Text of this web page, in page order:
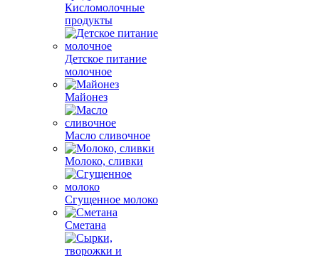
Кисломолочные
продукты
Детское питание
молочное
Майонез
Масло сливочное
Молоко, сливки
Сгущенное молоко
Сметана